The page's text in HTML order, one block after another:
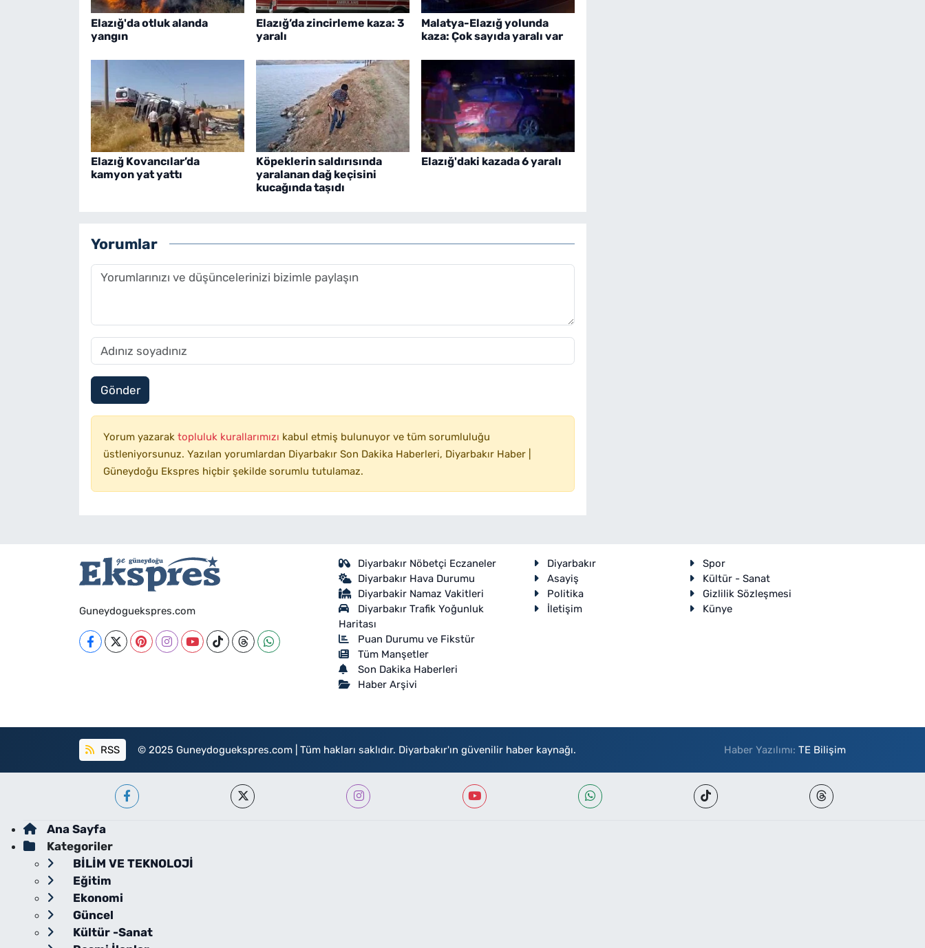
Elazığ'da otluk alanda
yangın
Elazığ’da zincirleme kaza: 3
yaralı
Malatya-Elazığ yolunda
kaza: Çok sayıda yaralı var
Elazığ Kovancılar’da
kamyon yat yattı
Köpeklerin saldırısında
yaralanan dağ keçisini
kucağında taşıdı
Elazığ'daki kazada 6 yaralı
Yorumlar
Gönder
Yorum yazarak topluluk kurallarımızı kabul etmiş bulunuyor ve tüm sorumluluğu
üstleniyorsunuz. Yazılan yorumlardan Diyarbakır Son Dakika Haberleri, Diyarbakır Haber |
Güneydoğu Ekspres hiçbir şekilde sorumlu tutulamaz.
Guneydoguekspres.com
Diyarbakır Nöbetçi Eczaneler
Diyarbakır Hava Durumu
Diyarbakir Namaz Vakitleri
Diyarbakır Trafik Yoğunluk
Haritası
Puan Durumu ve Fikstür
Tüm Manşetler
Son Dakika Haberleri
Haber Arşivi
Diyarbakır
Spor
Asayiş
Kültür - Sanat
Politika
Gizlilik Sözleşmesi
İletişim
Künye
RSS © 2025 Guneydoguekspres.com | Tüm hakları saklıdır. Diyarbakır'ın güvenilir haber kaynağı. Haber Yazılımı:TE Bilişim
Ana Sayfa
Kategoriler
BİLİM VE TEKNOLOJİ
Eğitim
Ekonomi
Güncel
Kültür -Sanat